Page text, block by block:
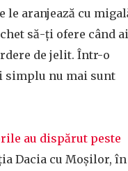
le aranjează cu
să-ți ofere când
de jelit. Într-o
simplu nu mai sunt
au dispărut peste
Dacia cu Moșilor, în